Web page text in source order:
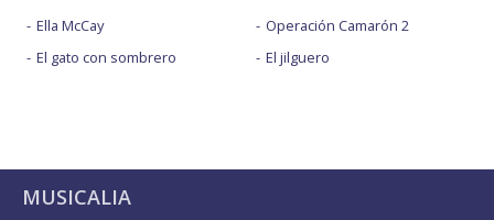
Ella McCay
El gato con sombrero
Operación Camarón 2
El jilguero
MUSICALIA